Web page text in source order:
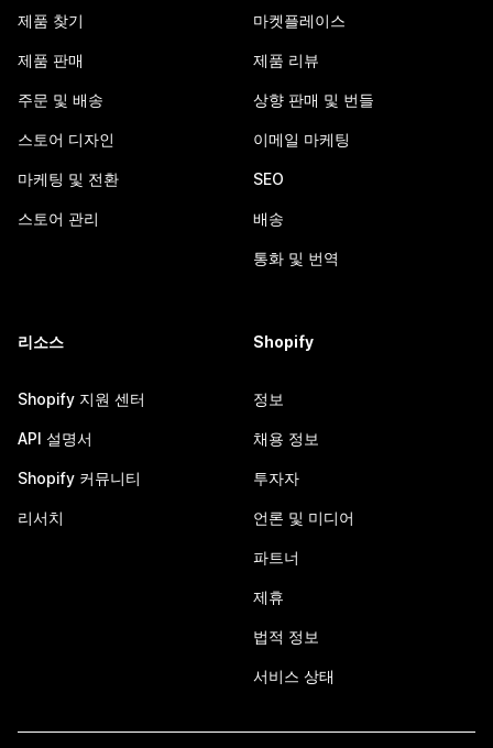
제품 찾기
제품 판매
주문 및 배송
스토어 디자인
마케팅 및 전환
스토어 관리
마켓플레이스
제품 리뷰
상향 판매 및 번들
이메일 마케팅
SEO
배송
통화 및 번역
리소스
Shopify 지원 센터
API 설명서
Shopify 커뮤니티
리서치
Shopify
정보
채용 정보
투자자
언론 및 미디어
파트너
제휴
법적 정보
서비스 상태